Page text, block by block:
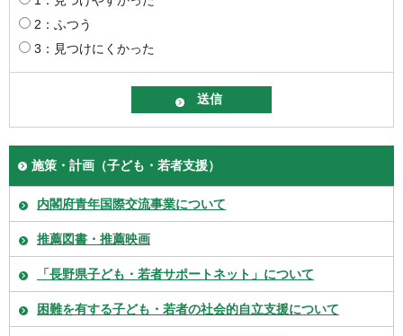
2：ふつう
3：見つけにくかった
施策・計画（子ども・若者支援）
内閣府青年国際交流事業について
推薦図書・推薦映画
「長野県子ども・若者サポートネット」について
困難を有する子ども・若者の社会的自立支援について